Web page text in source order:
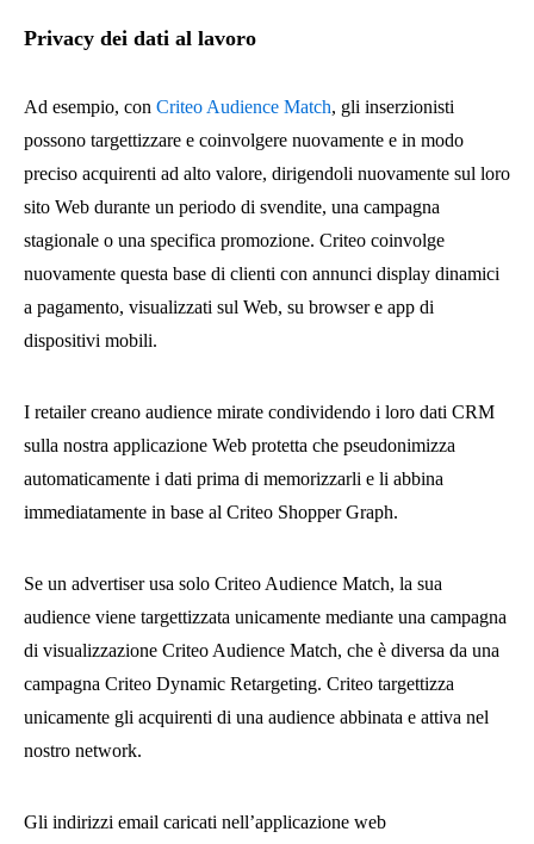
Privacy dei dati al lavoro
Ad esempio, con Criteo Audience Match, gli inserzionisti
possono targettizzare e coinvolgere nuovamente e in modo
preciso acquirenti ad alto valore, dirigendoli nuovamente sul loro
sito Web durante un periodo di svendite, una campagna
stagionale o una specifica promozione. Criteo coinvolge
nuovamente questa base di clienti con annunci display dinamici
a pagamento, visualizzati sul Web, su browser e app di
dispositivi mobili.
I retailer creano audience mirate condividendo i loro dati CRM
sulla nostra applicazione Web protetta che pseudonimizza
automaticamente i dati prima di memorizzarli e li abbina
immediatamente in base al Criteo Shopper Graph.
Se un advertiser usa solo Criteo Audience Match, la sua
audience viene targettizzata unicamente mediante una campagna
di visualizzazione Criteo Audience Match, che è diversa da una
campagna Criteo Dynamic Retargeting. Criteo targettizza
unicamente gli acquirenti di una audience abbinata e attiva nel
nostro network.
Gli indirizzi email caricati nell’applicazione web